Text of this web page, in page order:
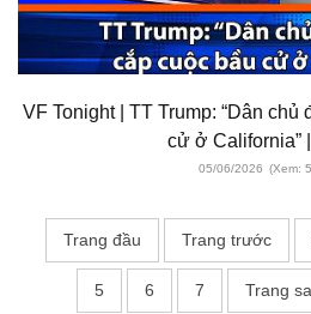
VF Tonight | TT Trump: “Dân chủ
cử ở California”
05/06/2026 (Xem:
Trang đầu Trang trước
5 6 7 Trang